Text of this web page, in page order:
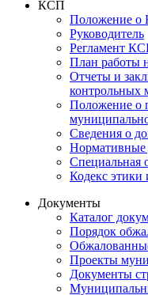
КСП
Положение
Руководитель
Регламент
План работы
Отчеты и
контрольных
Положение о
Сведения о
Нормативные
Специальная
Кодекс этики
Документы
Каталог
Порядок
Проекты
Документы